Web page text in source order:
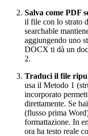
Salva come PDF
il file con lo strato
searchable
aggiungendo uno
DOCX ti dà un
2.
Traduci il file
usa il Metodo 1
incorporato
direttamente. Se
(flusso prima
formattazione. In
ora ha testo reale